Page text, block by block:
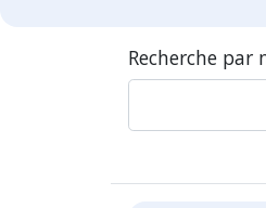
Recherche par